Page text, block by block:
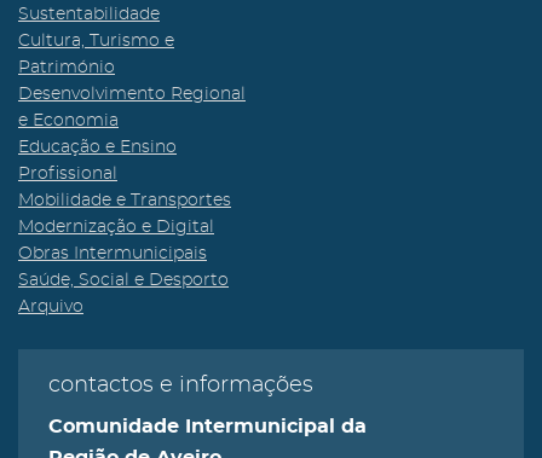
Sustentabilidade
Cultura, Turismo e
Património
Desenvolvimento Regional
e Economia
Educação e Ensino
Profissional
Mobilidade e Transportes
Modernização e Digital
Obras Intermunicipais
Saúde, Social e Desporto
Arquivo
contactos e informações
Comunidade Intermunicipal da